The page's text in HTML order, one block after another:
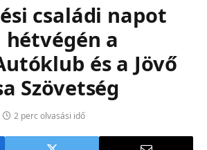
családi napot
hétvégén a
és a Jövő
Szövetség
2 perc olvasási idő